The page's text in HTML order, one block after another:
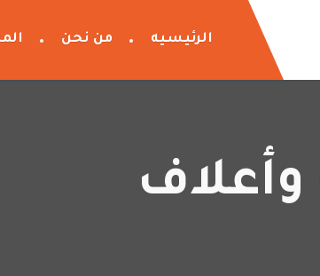
الرئيسيه من نحن